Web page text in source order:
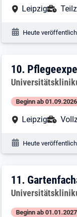
Arbeitsort:
Leipzig
Heute
10.
10.
Arbeitgeber:
Beginn ab 01.09.2026
Arbeitsort:
Leipzig
Heute
11.
11.
Arbeitgeber:
Beginn ab 01.01.2027